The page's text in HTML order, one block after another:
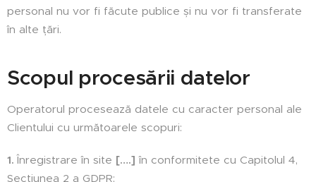
personal nu vor fi făcute publice și nu vor fi transferate
în alte țări.
Scopul procesării datelor
Operatorul procesează datele cu caracter personal ale
Clientului cu următoarele scopuri:
1.Înregistrare în site [….] în conformitete cu Capitolul 4,
Secțiunea 2 a GDPR;